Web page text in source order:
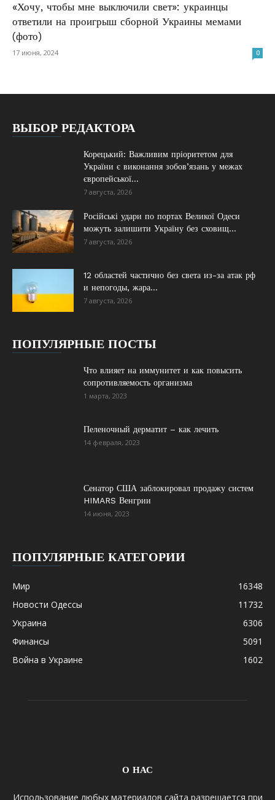
«Хочу, чтобы мне выключили свет»: украинцы
ответили на проигрыш сборной Украины мемами
(фото)
17 июня, 2024 0
ВЫБОР РЕДАКТОРА
Корецький: Важливим пріоритетом для
України є виконання зобов’язань у межах
європейської...
7 августа, 2026
Російські удари по портах Великої Одеси
можуть залишити Україну без сховищ...
7 августа, 2026
12 областей частично без света из-за атак рф
и непогоды, жара...
7 августа, 2026
ПОПУЛЯРНЫЕ ПОСТЫ
Что влияет на иммунитет и как повысить
сопротивляемость организма
1 марта, 2023
Пеленочный дерматит – как лечить
14 февраля, 2023
Сенатор США заблокировал продажу систем
HIMARS Венгрии
14 июня, 2023
ПОПУЛЯРНЫЕ КАТЕГОРИИ
Мир
16348
Новости Одессы
11732
Украина
6306
Финансы
5091
Война в Украине
1602
О НАС
Использование любых материалов сайта разрешается при